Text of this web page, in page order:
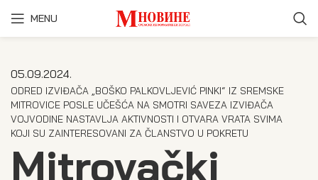
MENU
05.09.2024.
ODRED IZVI­ĐA­ČA „BOŠKO PAL­KO­VLJE­VIĆ PIN­KI“ IZ SREM­SKE
MITRO­VI­CE POSLE UČE­ŠĆA NA SMO­TRI SAVE­ZA IZVI­ĐA­ČA
VOJ­VO­DI­NE NASTA­VLJA AKTIV­NO­STI I OTVA­RA VRA­TA SVI­MA
KOJI SU ZAIN­TE­RE­SO­VA­NI ZA ČLAN­STVO U POKRE­TU
Mitrovački